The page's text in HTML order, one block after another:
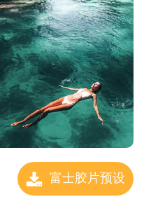
富士胶片预设